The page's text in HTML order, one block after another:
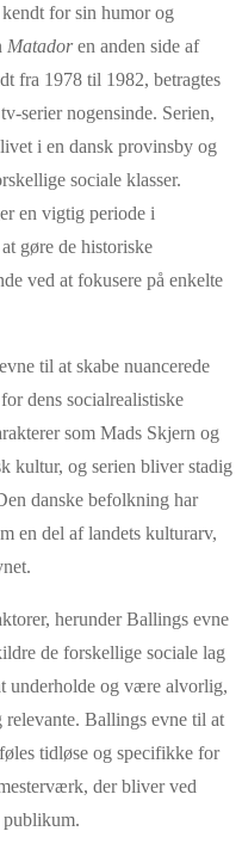
for sin humor og
Matadoren anden side af
fra 1978 til 1982, betragtes
serier nogensinde. Serien,
i en dansk provinsby og
sociale klasser.
en vigtig periode i
gøre de historiske
ved at fokusere på enkelte
til at skabe nuancerede
dens socialrealistiske
som Mads Skjern og
kultur, og serien bliver stadig
danske befolkning har
en del af landets kulturarv,
herunder Ballings evne
de forskellige sociale lag
underholde og være alvorlig,
relevante. Ballings evne til at
tidløse og specifikke for
der bliver ved
publikum.